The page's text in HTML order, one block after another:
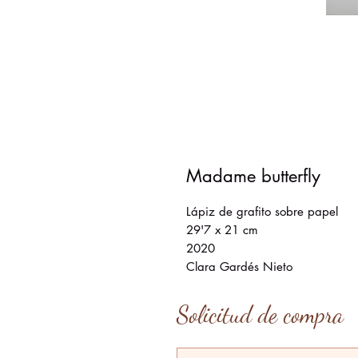
Madame butterfly
Lápiz de grafito sobre papel
29'7 x 21 cm
2020
Clara Gardés Nieto
Solicitud de compra